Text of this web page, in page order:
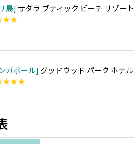
島 サダラ ブティック ビーチ リゾート
ガポール グッドウッド パーク ホテル